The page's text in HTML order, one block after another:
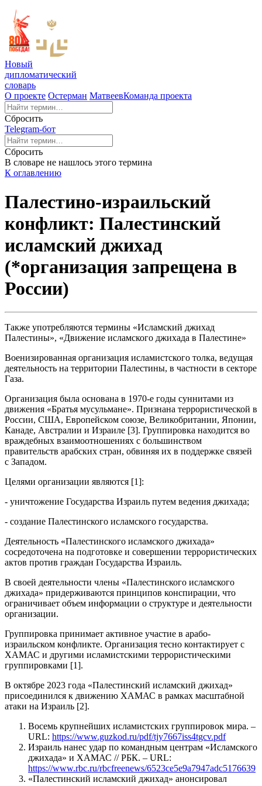
Новый
дипломатический
словарь
О проекте Остерман МатвеевКоманда проекта
Сбросить
Telegram-бот
Сбросить
В словаре не нашлось этого термина
К оглавлению
Палестино-израильский
конфликт: Палестинский
исламский джихад
(*организация запрещена в
России)
Также употребляются термины «Исламский джихад
Палестины», «Движение исламского джихада в Палестине»
Военизированная организация исламистского толка, ведущая
деятельность на территории Палестины, в частности в секторе
Газа.
Организация была основана в 1970-е годы суннитами из
движения «Братья мусульмане». Признана террористической в
России, США, Европейском союзе, Великобритании, Японии,
Канаде, Австралии и Израиле [3]. Группировка находится во
враждебных взаимоотношениях с большинством
правительств арабских стран, обвиняя их в поддержке связей
с Западом.
Целями организации являются [1]:
- уничтожение Государства Израиль путем ведения джихада;
- создание Палестинского исламского государства.
Деятельность «Палестинского исламского джихада»
сосредоточена на подготовке и совершении террористических
актов против граждан Государства Израиль.
В своей деятельности члены «Палестинского исламского
джихада» придерживаются принципов конспирации, что
ограничивает объем информации о структуре и деятельности
организации.
Группировка принимает активное участие в арабо-
израильском конфликте. Организация тесно контактирует с
ХАМАС и другими исламистскими террористическими
группировками [1].
В октябре 2023 года «Палестинский исламский джихад»
присоединился к движению ХАМАС в рамках масштабной
атаки на Израиль [2].
Восемь крупнейших исламистских группировок мира. –
URL: https://www.guzkod.ru/pdf/tjy7667iss4tgcv.pdf
Израиль нанес удар по командным центрам «Исламского
джихада» и ХАМАС // РБК. – URL:
https://www.rbc.ru/rbcfreenews/6523ce5e9a7947adc5176639
«Палестинский исламский джихад» анонсировал